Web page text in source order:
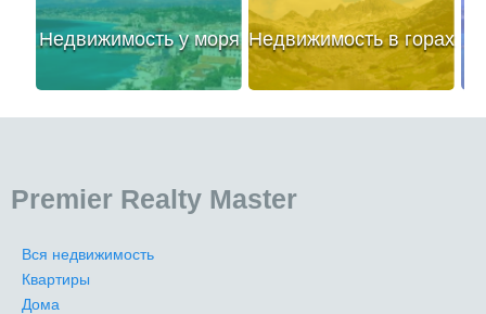
Недвижимость у моря Недвижимость в горах
Premier Realty Master
Вся недвижимость
Квартиры
Дома